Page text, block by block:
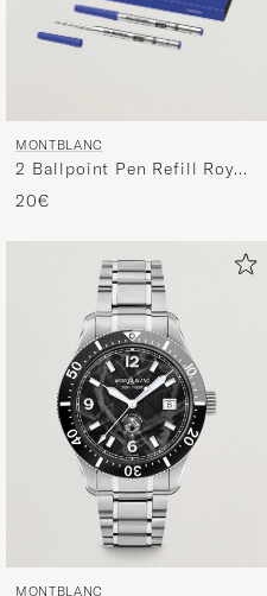
MONTBLANC
2 Ballpoint Pen Refill Royal
Blue
20€
MONTBLANC